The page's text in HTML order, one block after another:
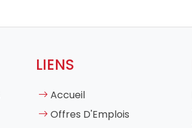
LIENS
Accueil
Offres D'Emplois